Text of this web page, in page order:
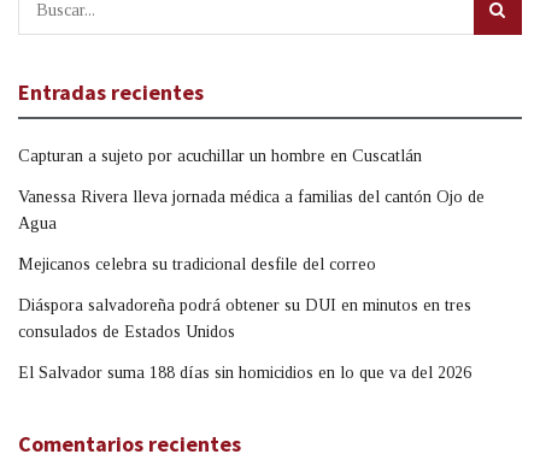
Entradas recientes
Capturan a sujeto por acuchillar un hombre en Cuscatlán
Vanessa Rivera lleva jornada médica a familias del cantón Ojo de
Agua
Mejicanos celebra su tradicional desfile del correo
Diáspora salvadoreña podrá obtener su DUI en minutos en tres
consulados de Estados Unidos
El Salvador suma 188 días sin homicidios en lo que va del 2026
Comentarios recientes